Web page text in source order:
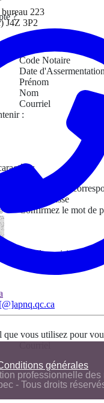
223
J4Z 3P2
générales
professionnelle des
- Tous droits
?
Code Notaire
Date d'Assermentation
Prénom
Nom
Courriel
:
avez saisis ne
Mot de passe
Confirmez le mot de
Veuillez saisir le
que vous utilisez pour